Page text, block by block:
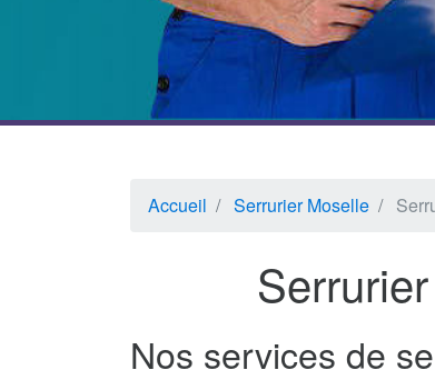
Accueil Serrurier Moselle
Nos services de